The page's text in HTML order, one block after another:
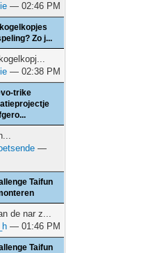
— 02:46 PM
Zo j...
— 02:38 PM
trike
—
Taifun
de nar z...
— 01:46 PM
Taifun